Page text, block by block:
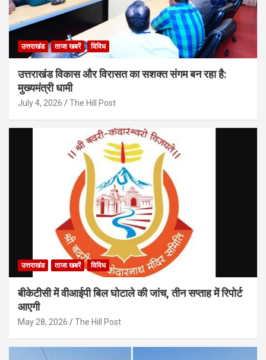
उत्तराखंड ताजा खबरें विविध
उत्तराखंड विकास और विरासत का सशक्त संगम बन रहा है:
मुख्यमंत्री धामी
July 4, 2026 The Hill Post
उत्तराखंड ताजा खबरें विविध
बीकेटीसी में वीआईपी बिल घोटाले की जांच, तीन सप्ताह में रिपोर्ट
आएगी
May 28, 2026 The Hill Post